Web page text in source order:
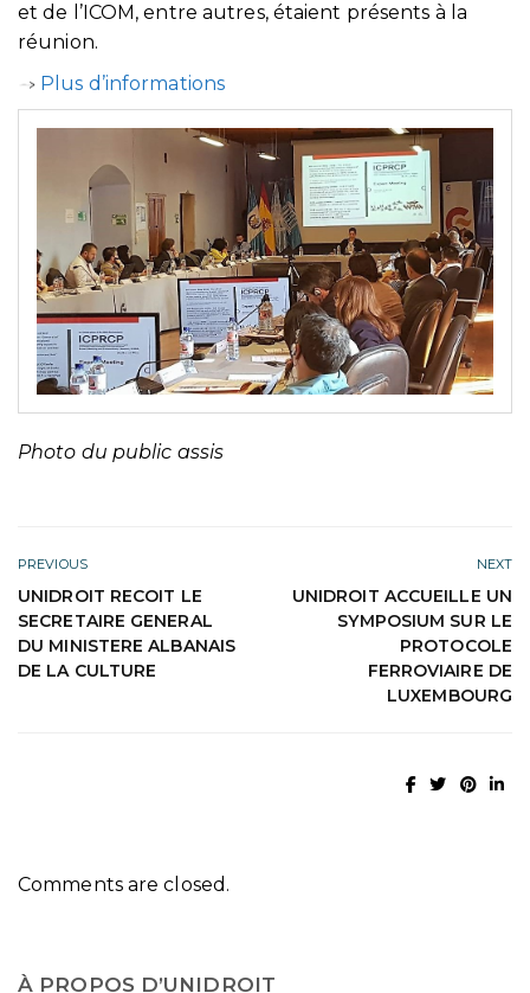
et de l’ICOM, entre autres, étaient présents à la
réunion.
Plus d’informations
Photo du public assis
PREVIOUS
UNIDROIT RECOIT LE
SECRETAIRE GENERAL
DU MINISTERE ALBANAIS
DE LA CULTURE
NEXT
UNIDROIT ACCUEILLE UN
SYMPOSIUM SUR LE
PROTOCOLE
FERROVIAIRE DE
LUXEMBOURG
Comments are closed.
À PROPOS D’UNIDROIT